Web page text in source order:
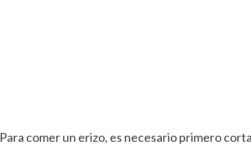
Para comer un erizo, es necesario primero